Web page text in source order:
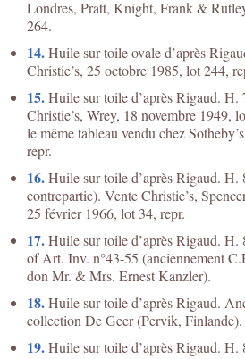
Londres, Pratt, Knight, Frank &
264.
14.Huile sur toile ovale d’après
Christie’s, 25 octobre 1985, lot 244,
15.Huile sur toile d’après Rigaud.
Christie’s, Wrey, 18 novembre 1949,
le même tableau vendu chez
repr.
16.Huile sur toile d’après Rigaud. H.
contrepartie). Vente Christie’s,
25 février 1966, lot 34, repr.
17.Huile sur toile d’après Rigaud.
of Art. Inv. n°43-55 (anciennement
don Mr. & Mrs. Ernest Kanzler).
18.Huile sur toile d’après Rigaud.
collection De Geer (Pervik, Finlande).
19.Huile sur toile d’après Rigaud.